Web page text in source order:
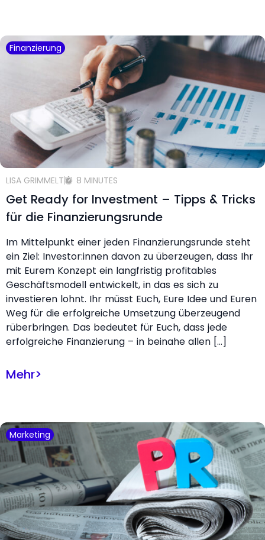
Finanzierung
LISA GRIMMELT 8 MINUTES
Get Ready for Investment – Tipps & Tricks
für die Finanzierungsrunde
Im Mittelpunkt einer jeden Finanzierungsrunde steht
ein Ziel: Investor:innen davon zu überzeugen, dass Ihr
mit Eurem Konzept ein langfristig profitables
Geschäftsmodell entwickelt, in das es sich zu
investieren lohnt. Ihr müsst Euch, Eure Idee und Euren
Weg für die erfolgreiche Umsetzung überzeugend
rüberbringen. Das bedeutet für Euch, dass jede
erfolgreiche Finanzierung – in beinahe allen […]
Mehr>
Marketing